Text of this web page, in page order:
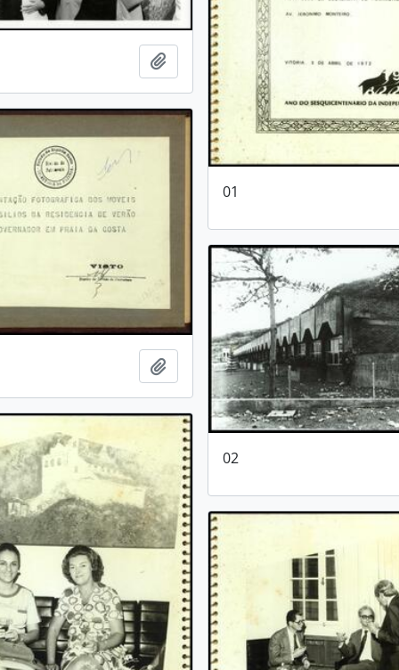
01
Adicionar a área de transferência
Adicionar a área de transferência
02